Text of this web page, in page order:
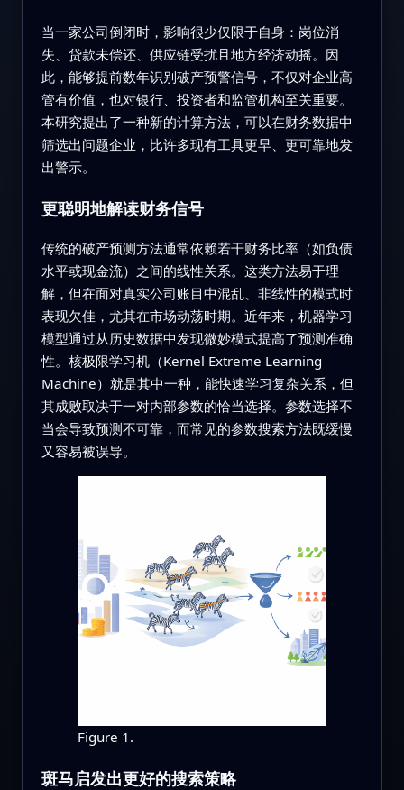
当一家公司倒闭时，影响很少仅限于自身：岗位消
失、贷款未偿还、供应链受扰且地方经济动摇。因
此，能够提前数年识别破产预警信号，不仅对企业高
管有价值，也对银行、投资者和监管机构至关重要。
本研究提出了一种新的计算方法，可以在财务数据中
筛选出问题企业，比许多现有工具更早、更可靠地发
出警示。
更聪明地解读财务信号
传统的破产预测方法通常依赖若干财务比率（如负债
水平或现金流）之间的线性关系。这类方法易于理
解，但在面对真实公司账目中混乱、非线性的模式时
表现欠佳，尤其在市场动荡时期。近年来，机器学习
模型通过从历史数据中发现微妙模式提高了预测准确
性。核极限学习机（Kernel Extreme Learning
Machine）就是其中一种，能快速学习复杂关系，但
其成败取决于一对内部参数的恰当选择。参数选择不
当会导致预测不可靠，而常见的参数搜索方法既缓慢
又容易被误导。
Figure 1.
斑马启发出更好的搜索策略